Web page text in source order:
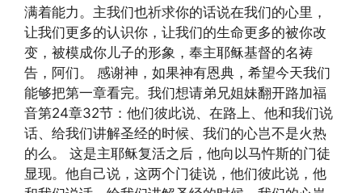
满着能力。主我们也祈求你的话说在我们的心里，
让我们更多的认识你，让我们的生命更多的被你改
变，被模成你儿子的形象，奉主耶稣基督的名祷
告，阿们。 感谢神，如果神有恩典，希望今天我们
能够把第一章看完。我们想请弟兄姐妹翻开路加福
音第24章32节：他们彼此说、在路上、他和我们说
话、给我们讲解圣经的时候、我们的心岂不是火热
的么。 这是主耶稣复活之后，他向以马忤斯的门徒
显现。他自己说，这两个门徒说，他们彼此说，他